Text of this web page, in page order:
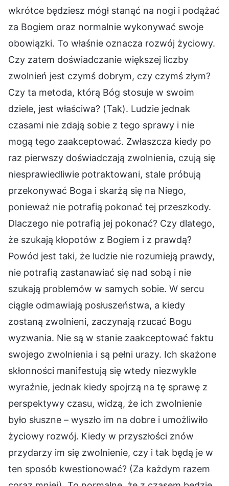
wkrótce będziesz mógł stanąć na nogi i podążać
za Bogiem oraz normalnie wykonywać swoje
obowiązki. To właśnie oznacza rozwój życiowy.
Czy zatem doświadczanie większej liczby
zwolnień jest czymś dobrym, czy czymś złym?
Czy ta metoda, którą Bóg stosuje w swoim
dziele, jest właściwa? (Tak). Ludzie jednak
czasami nie zdają sobie z tego sprawy i nie
mogą tego zaakceptować. Zwłaszcza kiedy po
raz pierwszy doświadczają zwolnienia, czują się
niesprawiedliwie potraktowani, stale próbują
przekonywać Boga i skarżą się na Niego,
ponieważ nie potrafią pokonać tej przeszkody.
Dlaczego nie potrafią jej pokonać? Czy dlatego,
że szukają kłopotów z Bogiem i z prawdą?
Powód jest taki, że ludzie nie rozumieją prawdy,
nie potrafią zastanawiać się nad sobą i nie
szukają problemów w samych sobie. W sercu
ciągle odmawiają posłuszeństwa, a kiedy
zostaną zwolnieni, zaczynają rzucać Bogu
wyzwania. Nie są w stanie zaakceptować faktu
swojego zwolnienia i są pełni urazy. Ich skażone
skłonności manifestują się wtedy niezwykle
wyraźnie, jednak kiedy spojrzą na tę sprawę z
perspektywy czasu, widzą, że ich zwolnienie
było słuszne – wyszło im na dobre i umożliwiło
życiowy rozwój. Kiedy w przyszłości znów
przydarzy im się zwolnienie, czy i tak będą je w
ten sposób kwestionować? (Za każdym razem